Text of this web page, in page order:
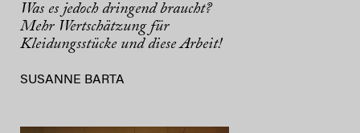
Was es jedoch dringend braucht?
Mehr Wertschätzung für
Kleidungsstücke und diese Arbeit!
SUSANNE BARTA